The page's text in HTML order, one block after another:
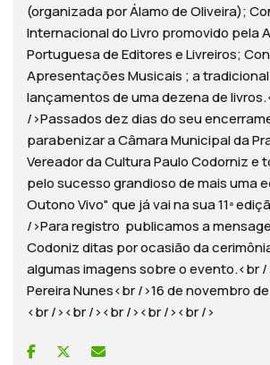
(organizada por Álamo de Oliveira);
Internacional do Livro promovido pela
Portuguesa de Editores e Livreiros;
Apresentações Musicais ; a tradicional
lançamentos de uma dezena de
/>Passados dez dias do seu
parabenizar a Câmara Municipal da
Vereador da Cultura Paulo Codorniz e
pelo sucesso grandioso de mais uma
Outono Vivo" que já vai na sua 11ª
/>Para registro publicamos a
Codoniz ditas por ocasião da
algumas imagens sobre o evento.<br
Pereira Nunes<br />16 de novembro
<br /><br /><br /><br /><br />